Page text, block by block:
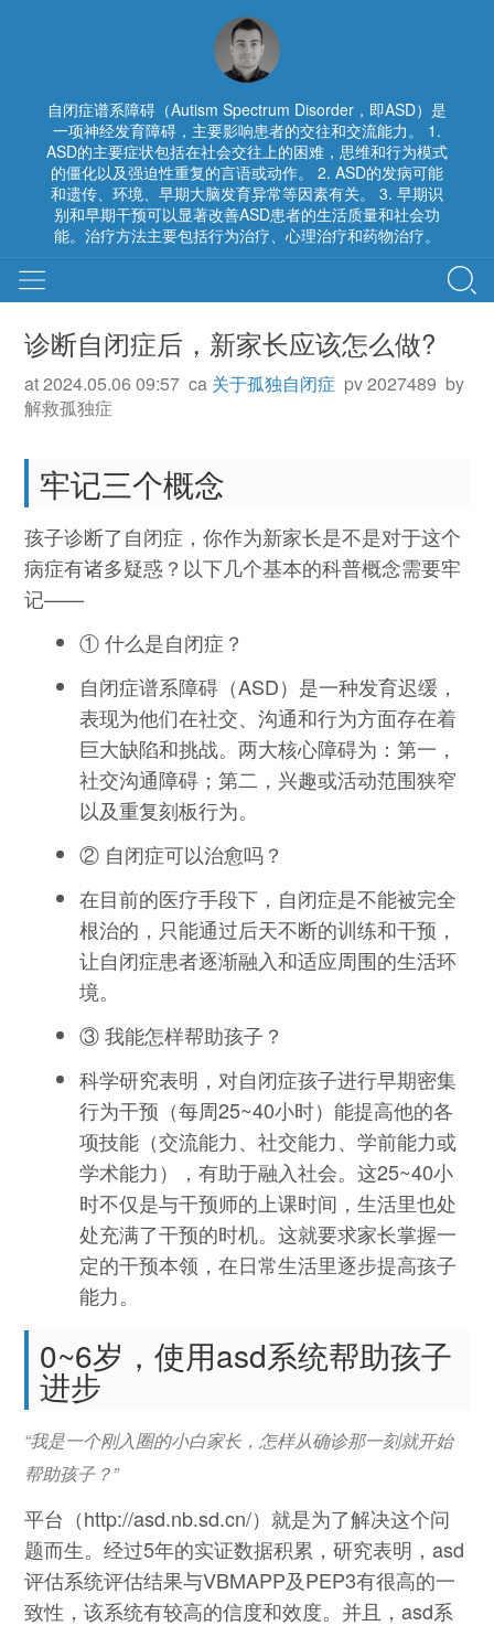
自闭症谱系障碍（Autism Spectrum Disorder，即ASD）是
一项神经发育障碍，主要影响患者的交往和交流能力。 1.
ASD的主要症状包括在社会交往上的困难，思维和行为模式
的僵化以及强迫性重复的言语或动作。 2. ASD的发病可能
和遗传、环境、早期大脑发育异常等因素有关。 3. 早期识
别和早期干预可以显著改善ASD患者的生活质量和社会功
能。治疗方法主要包括行为治疗、心理治疗和药物治疗。
诊断自闭症后，新家长应该怎么做?
at 2024.05.06 09:57 ca 关于孤独自闭症 pv 2027489 by
解救孤独症
牢记三个概念
孩子诊断了自闭症，你作为新家长是不是对于这个
病症有诸多疑惑？以下几个基本的科普概念需要牢
记——
① 什么是自闭症？
自闭症谱系障碍（ASD）是一种发育迟缓，
表现为他们在社交、沟通和行为方面存在着
巨大缺陷和挑战。两大核心障碍为：第一，
社交沟通障碍；第二，兴趣或活动范围狭窄
以及重复刻板行为。
② 自闭症可以治愈吗？
在目前的医疗手段下，自闭症是不能被完全
根治的，只能通过后天不断的训练和干预，
让自闭症患者逐渐融入和适应周围的生活环
境。
③ 我能怎样帮助孩子？
科学研究表明，对自闭症孩子进行早期密集
行为干预（每周25~40小时）能提高他的各
项技能（交流能力、社交能力、学前能力或
学术能力），有助于融入社会。这25~40小
时不仅是与干预师的上课时间，生活里也处
处充满了干预的时机。这就要求家长掌握一
定的干预本领，在日常生活里逐步提高孩子
能力。
0~6岁，使用asd系统帮助孩子
进步
“我是一个刚入圈的小白家长，怎样从确诊那一刻就开始
帮助孩子？”
平台（http://asd.nb.sd.cn/）就是为了解决这个问
题而生。经过5年的实证数据积累，研究表明，asd
评估系统评估结果与VBMAPP及PEP3有很高的一
致性，该系统有较高的信度和效度。并且，asd系